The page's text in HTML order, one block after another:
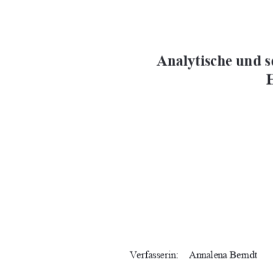
Analytische und
Verfasserin:    Annalena Berndt